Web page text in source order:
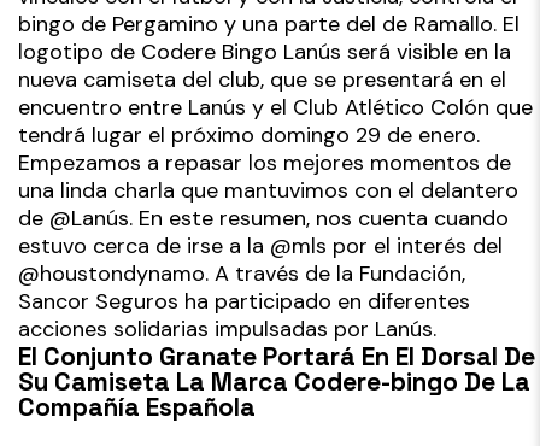
bingo de Pergamino y una parte del de Ramallo. El
logotipo de Codere Bingo Lanús será visible en la
nueva camiseta del club, que se presentará en el
encuentro entre Lanús y el Club Atlético Colón que
tendrá lugar el próximo domingo 29 de enero.
Empezamos a repasar los mejores momentos de
una linda charla que mantuvimos con el delantero
de @Lanús. En este resumen, nos cuenta cuando
estuvo cerca de irse a la @mls por el interés del
@houstondynamo. A través de la Fundación,
Sancor Seguros ha participado en diferentes
acciones solidarias impulsadas por Lanús.
El Conjunto Granate Portará En El Dorsal De
Su Camiseta La Marca Codere-bingo De La
Compañía Española